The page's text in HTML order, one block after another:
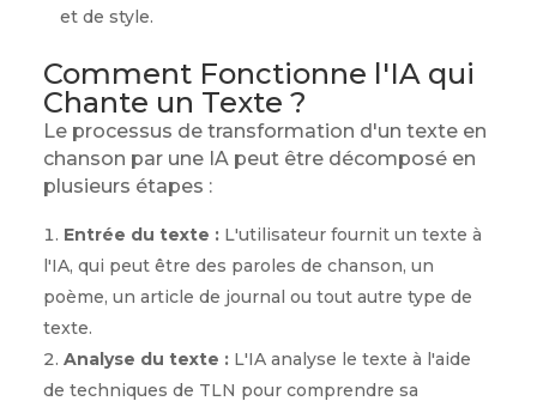
et de style.
Comment Fonctionne l'IA qui
Chante un Texte ?
Le processus de transformation d'un texte en
chanson par une IA peut être décomposé en
plusieurs étapes :
Entrée du texte :L'utilisateur fournit un texte à
l'IA, qui peut être des paroles de chanson, un
poème, un article de journal ou tout autre type de
texte.
Analyse du texte :L'IA analyse le texte à l'aide
de techniques de TLN pour comprendre sa